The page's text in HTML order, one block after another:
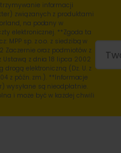
informacji
związanych z produktami
na podany w
elektronicznej. **Zgoda ta
MPP sp. z o.o. z siedzibą w
Zaczernie oraz podmiotów z
Ustawą z dnia 18 lipca 2002
drogą elektroniczną (Dz. U. z
z późn. zm.). **Informacje
wysyłane są nieodpłatnie.
i może być w każdej chwili